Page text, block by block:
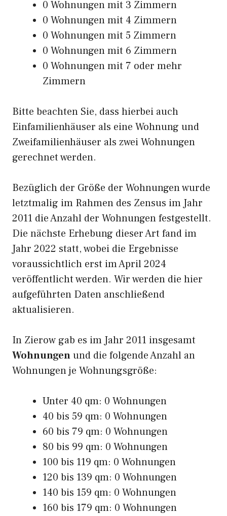
0 Wohnungen mit 3 Zimmern
0 Wohnungen mit 4 Zimmern
0 Wohnungen mit 5 Zimmern
0 Wohnungen mit 6 Zimmern
0 Wohnungen mit 7 oder mehr
Zimmern
Bitte beachten Sie, dass hierbei auch
Einfamilienhäuser als eine Wohnung und
Zweifamilienhäuser als zwei Wohnungen
gerechnet werden.
Bezüglich der Größe der Wohnungen wurde
letztmalig im Rahmen des Zensus im Jahr
2011 die Anzahl der Wohnungen festgestellt.
Die nächste Erhebung dieser Art fand im
Jahr 2022 statt, wobei die Ergebnisse
voraussichtlich erst im April 2024
veröffentlicht werden. Wir werden die hier
aufgeführten Daten anschließend
aktualisieren.
In Zierow gab es im Jahr 2011 insgesamt
Wohnungenund die folgende Anzahl an
Wohnungen je Wohnungsgröße:
Unter 40 qm: 0 Wohnungen
40 bis 59 qm: 0 Wohnungen
60 bis 79 qm: 0 Wohnungen
80 bis 99 qm: 0 Wohnungen
100 bis 119 qm: 0 Wohnungen
120 bis 139 qm: 0 Wohnungen
140 bis 159 qm: 0 Wohnungen
160 bis 179 qm: 0 Wohnungen